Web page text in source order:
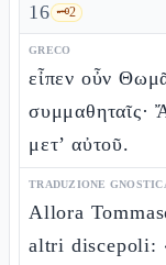
16 🗝️2
GRECO
εἶπεν οὖν
συμμαθηταῖς·
μετ’ αὐτοῦ.
TRADUZIONE
Allora
altri discepoli: